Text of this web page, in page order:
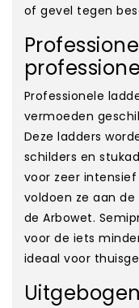
of gevel tegen
Professionele
vermoeden
Deze ladders
schilders en
voor zeer
voldoen ze aan
de Arbowet.
voor de iets
ideaal voor